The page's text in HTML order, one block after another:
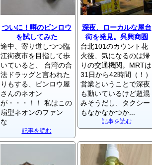
ついに！噂のビンロウ
を試してみた
途中、寄り道しつつ臨
江街夜市を目指して歩
いていると、 台湾の合
法ドラッグと言われた
りもする、ビンロウ屋
さんのネオン
が・・・！！ 私はこの
扇型ネオンのファン
な...
記事を読む
深夜、ローカルな屋台
街を発見。呉興商圏
台北101のカウント花
火後、気になるのは帰
りの交通機関。MRTは
31日から42時間（！）
営業ということで深夜
も動いているけど超混
みそうだし、タクシー
もなかなかつか...
記事を読む